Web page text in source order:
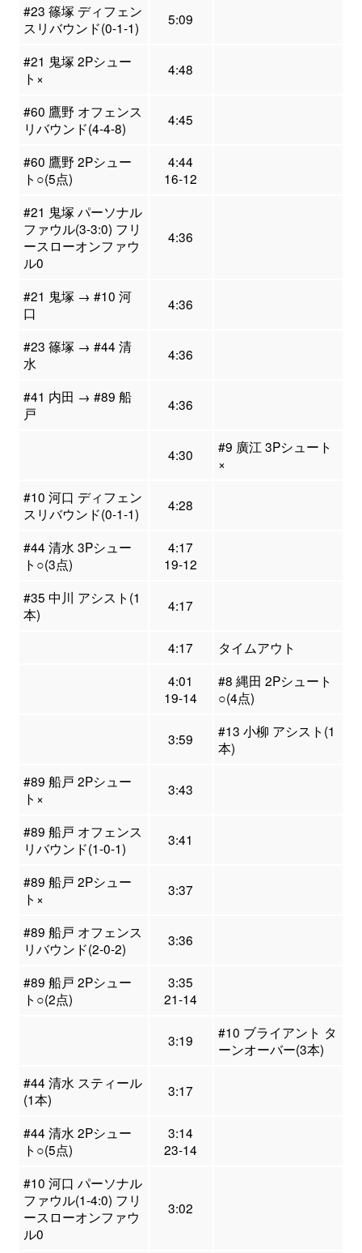
#23 篠塚 ディフェン
スリバウンド(0-1-1)
5:09
#21 鬼塚 2Pシュー
ト×
4:48
#60 鷹野 オフェンス
リバウンド(4-4-8)
4:45
#60 鷹野 2Pシュー
ト○(5点)
4:44
16-12
#21 鬼塚 パーソナル
ファウル(3-3:0) フリ
ースローオンファウ
ル0
4:36
#21 鬼塚 → #10 河
口
4:36
#23 篠塚 → #44 清
水
4:36
#41 内田 → #89 船
戸
4:36
4:30
#9 廣江 3Pシュート
×
#10 河口 ディフェン
スリバウンド(0-1-1)
4:28
#44 清水 3Pシュー
ト○(3点)
4:17
19-12
#35 中川 アシスト(1
本)
4:17
4:17
タイムアウト
4:01
19-14
#8 縄田 2Pシュート
○(4点)
3:59
#13 小柳 アシスト(1
本)
#89 船戸 2Pシュー
ト×
3:43
#89 船戸 オフェンス
リバウンド(1-0-1)
3:41
#89 船戸 2Pシュー
ト×
3:37
#89 船戸 オフェンス
リバウンド(2-0-2)
3:36
#89 船戸 2Pシュー
ト○(2点)
3:35
21-14
3:19
#10 ブライアント タ
ーンオーバー(3本)
#44 清水 スティール
(1本)
3:17
#44 清水 2Pシュー
ト○(5点)
3:14
23-14
#10 河口 パーソナル
ファウル(1-4:0) フリ
ースローオンファウ
ル0
3:02